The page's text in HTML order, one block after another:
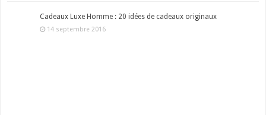
Cadeaux Luxe Homme : 20 idées de cadeaux originaux
14 septembre 2016